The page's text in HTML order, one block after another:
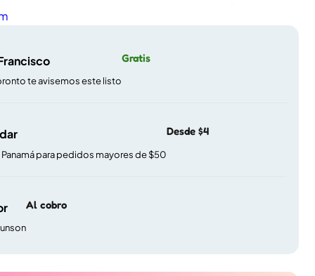
te avisemos este listo
Gratis
Panamá para pedidos mayores de $50
Desde $4
Al cobro